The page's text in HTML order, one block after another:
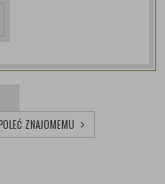
POLEĆ ZNAJOMEMU